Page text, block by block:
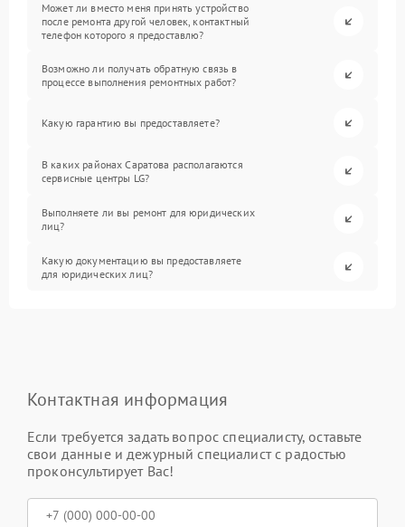
Может ли вместо меня принять устройство
после ремонта другой человек, контактный
телефон которого я предоставлю?
Возможно ли получать обратную связь в
процессе выполнения ремонтных работ?
Какую гарантию вы предоставляете?
В каких районах Саратова располагаются
сервисные центры LG?
Выполняете ли вы ремонт для юридических
лиц?
Какую документацию вы предоставляете
для юридических лиц?
Контактная информация
Если требуется задать вопрос специалисту, оставьте
свои данные и дежурный специалист с радостью
проконсультирует Вас!